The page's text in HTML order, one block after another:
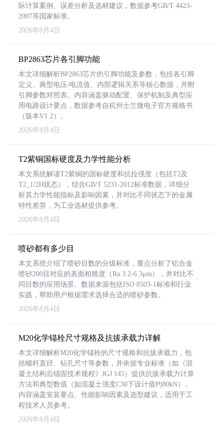
际计算案例、误差分析及选材建议，数据参考GB/T 4423-
2007等国家标准。
2026年8月4日
BP2863芯片各引脚功能
本文详细解析BP2863芯片的引脚功能及参数，包括各引脚
定义、典型电压/电流值、内部逻辑关系等核心数据，并附
引脚参数对照表。内容涵盖驱动配置、保护机制及典型应
用电路设计要点，数据参考自杭州士兰微电子官方规格书
（版本V1.2）。
2026年8月4日
T2紫铜国标硬度及力学性能分析
本文系统解读T2紫铜的国标硬度和抗拉强度（包括T2及
T2_1/2H状态），结合GB/T 5231-2012标准数据，详细分
析其力学性能指标及影响因素，并对比不同状态下的金属
特性差异，为工业选材提供参考。
2026年8月4日
喷砂都有多少目
本文系统介绍了喷砂目数的分级标准，重点分析了铝合金
喷砂200目对应的表面粗糙度（Ra 3.2-6.3μm），并对比不
同目数的应用场景。数据来源包括ISO 8503-1标准和行业
实践，帮助用户根据需求选择合适的喷砂参数。
2026年8月4日
M20化学锚栓尺寸规格及抗拔承载力详解
本文详细解析M20化学锚栓的尺寸规格和抗拔承载力，包
括螺杆直径、钻孔尺寸等参数，并依据专业标准（如《混
凝土结构后锚固技术规程》JGJ 145）提供抗拔承载力计算
方法和典型数值（如混凝土强度C30下设计值约80kN）。
内容涵盖安装要点、性能影响因素及选型建议，适用于工
程技术人员参考。
2026年8月4日